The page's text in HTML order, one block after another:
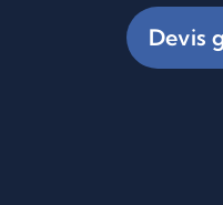
Devis